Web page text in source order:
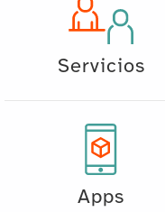
Servicios
Apps